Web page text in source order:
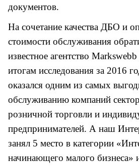
документов.
На сочетание качества ДБО и
стоимости обслуживания
известное агентство
итогам исследования за 2016
оказался одним из самых
обслуживанию компаний
розничной торговли и
предпринимателей. А наш
занял 5 место в категории
начинающего малого бизнеса»